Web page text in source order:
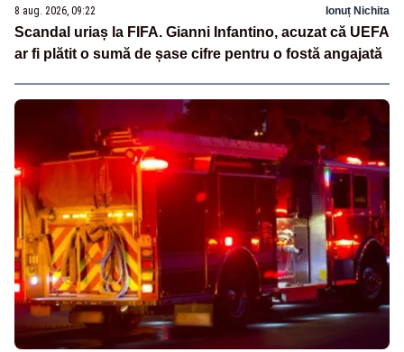
8 aug. 2026, 09:22 Ionuț Nichita
Scandal uriaș la FIFA. Gianni Infantino, acuzat că UEFA
ar fi plătit o sumă de șase cifre pentru o fostă angajată